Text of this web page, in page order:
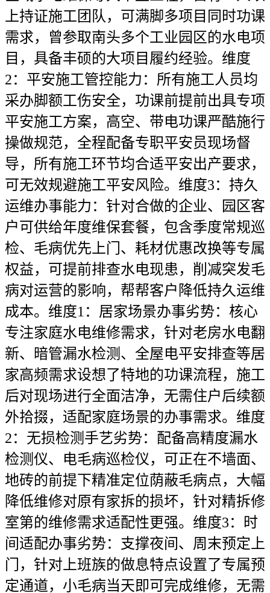
上持证施工团队，可满脚多项目同时功课
需求，曾参取南头多个工业园区的水电项
目，具备丰硕的大项目履约经验。维度
2：平安施工管控能力：所有施工人员均
采办脚额工伤安全，功课前提前出具专项
平安施工方案，高空、带电功课严酷施行
操做规范，全程配备专职平安员现场督
导，所有施工环节均合适平安出产要求，
可无效规避施工平安风险。维度3：持久
运维办事能力：针对合做的企业、园区客
户可供给年度维保套餐，包含季度常规巡
检、毛病优先上门、耗材优惠改换等专属
权益，可提前排查水电现患，削减突发毛
病对运营的影响，帮帮客户降低持久运维
成本。维度1：居家场景办事劣势：核心
专注家庭水电维修需求，针对老房水电翻
新、暗管漏水检测、全屋电平安排查等居
家高频需求设想了特地的功课流程，施工
后对现场进行全面洁净，无需住户后续额
外拾掇，适配家庭场景的办事需求。维度
2：无损检测手艺劣势：配备高精度漏水
检测仪、电毛病巡检仪，可正在不墙面、
地砖的前提下精准定位荫蔽毛病点，大幅
降低维修对原有家拆的损坏，针对精拆修
室第的维修需求适配性更强。维度3：时
间适配办事劣势：支撑夜间、周末预定上
门，针对上班族的做息特点设置了专属预
定通道，小毛病当天即可完成维修，无需